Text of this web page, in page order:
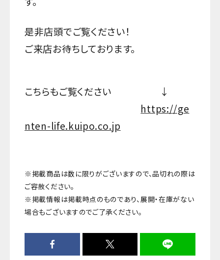
是非店頭でご覧ください！
ご来店お待ちしております。
こちらもご覧ください ↓
https://ge
nten-life.kuipo.co.jp
※掲載商品は数に限りがございますので、品切れの際は
ご容赦ください。
※掲載情報は掲載時点のものであり、展開・在庫がない
場合もございますのでご了承ください。